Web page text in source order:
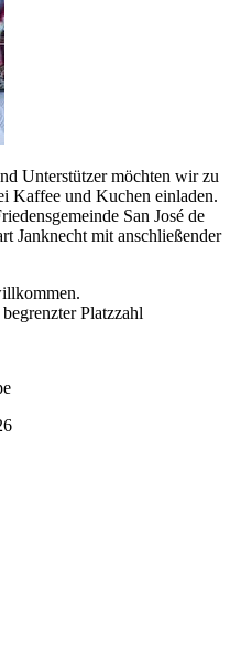
Unterstützer möchten wir zu
Kaffee und Kuchen einladen.
San José de
Janknecht mit anschließender
Platzzahl